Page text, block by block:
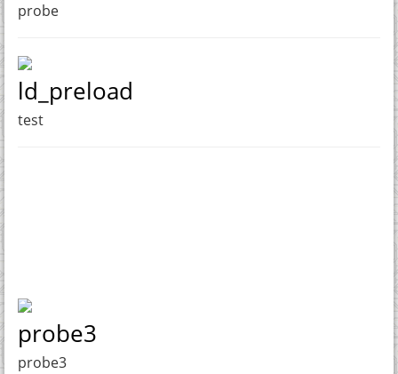
probe
ld_preload
test
probe3
probe3